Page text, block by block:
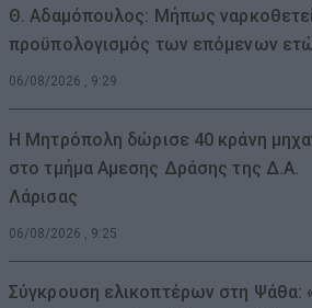
Θ. Αδαμόπουλος: Μήπως
προϋπολογισμός των επόμενων
06/08/2026 , 9:29
Η Μητρόπολη δώρισε 40 κράνη
στο τμήμα Αμεσης Δράσης της Δ.Α.
Λάρισας
06/08/2026 , 9:25
Σύγκρουση ελικοπτέρων στη Ψάθα: